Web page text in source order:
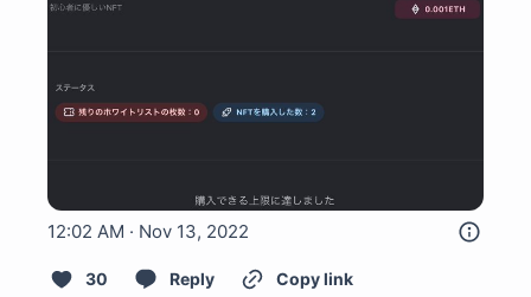
12:02 AM · Nov 13, 2022
30 Reply Copy link